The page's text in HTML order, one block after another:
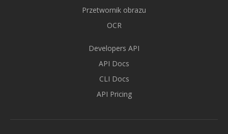
Przetwornik obrazu
OCR
Developers API
API Docs
CLI Docs
API Pricing